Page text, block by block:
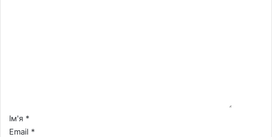
*Ім'я *
Email *